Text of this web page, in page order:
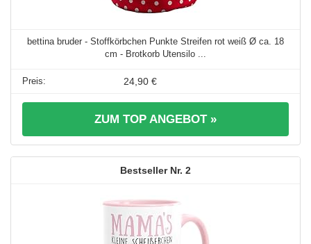
bettina bruder - Stoffkörbchen Punkte Streifen rot weiß Ø ca. 18
cm - Brotkorb Utensilo ...
24,90 €
ZUM TOP ANGEBOT »
2